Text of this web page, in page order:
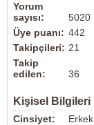
Yorum
sayısı:
5020
Üye puanı: 442
Takipçileri: 21
Takip
edilen:
36
Kişisel Bilgileri
Cinsiyet:
Erkek